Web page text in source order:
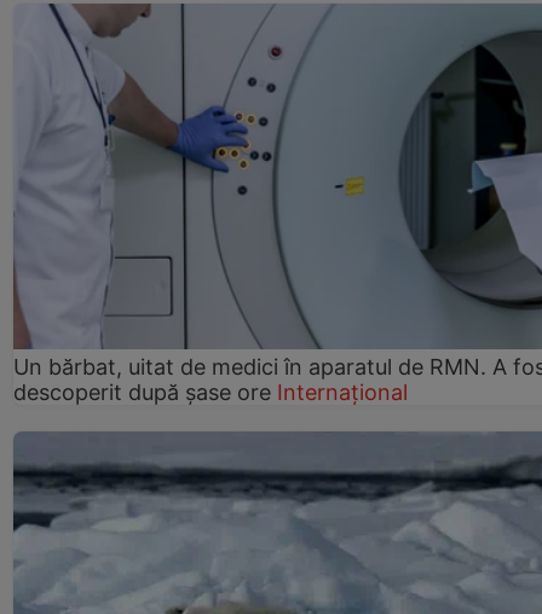
Un bărbat, uitat de medici în aparatul de RMN. A
descoperit după șase ore Internațional